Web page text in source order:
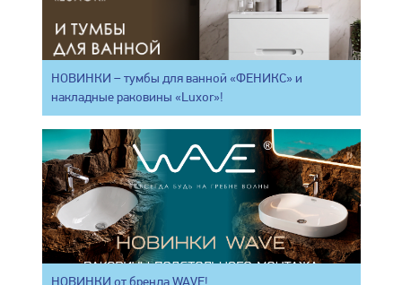
НОВИНКИ – тумбы для ванной «ФЕНИКС» и
накладные раковины «Luxor»!
НОВИНКИ от бренда WAVE!